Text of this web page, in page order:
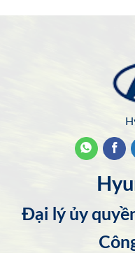
Đại lý ủy